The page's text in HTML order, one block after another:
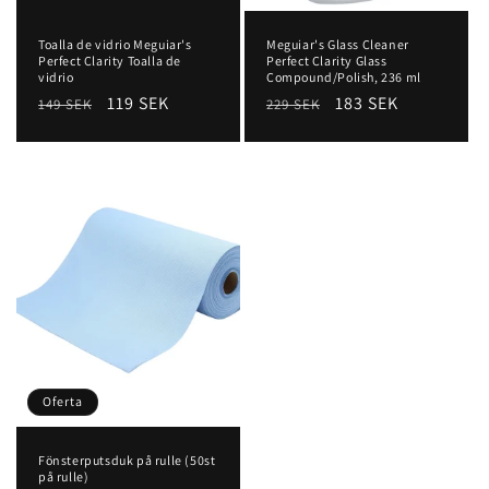
Toalla de vidrio Meguiar's
Perfect Clarity Toalla de
vidrio
Precio
149 SEK
Precio
119 SEK
Meguiar's Glass Cleaner
Perfect Clarity Glass
Compound/Polish, 236 ml
Precio
229 SEK
Precio
183 SEK
Oferta
Fönsterputsduk på rulle (50st
på rulle)